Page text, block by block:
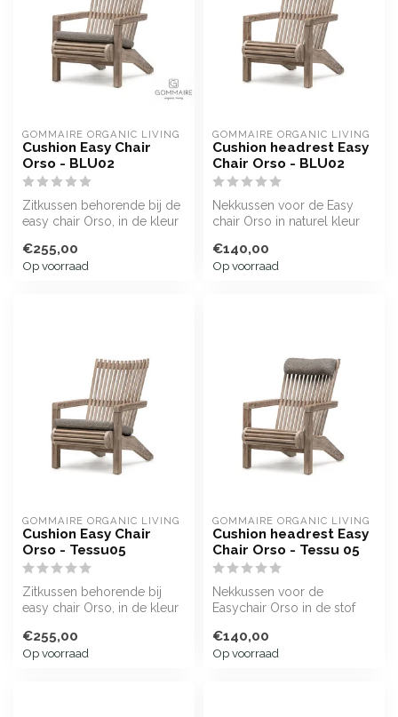
GOMMAIRE ORGANIC LIVING
Cushion Easy Chair
Orso - BLU02
Zitkussen behorende bij de
easy chair Orso, in de kleur
€255,00
Op voorraad
GOMMAIRE ORGANIC LIVING
Cushion headrest Easy
Chair Orso - BLU02
Nekkussen voor de Easy
chair Orso in naturel kleur
€140,00
Op voorraad
GOMMAIRE ORGANIC LIVING
Cushion Easy Chair
Orso - Tessu05
Zitkussen behorende bij
easy chair Orso, in de kleur
€255,00
Op voorraad
GOMMAIRE ORGANIC LIVING
Cushion headrest Easy
Chair Orso - Tessu 05
Nekkussen voor de
Easychair Orso in de stof
€140,00
Op voorraad